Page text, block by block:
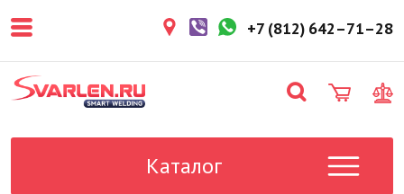
более 3 рабочих дней.
поставки в магазин: 1-2 рабочих
дня.
Данный товар отсутствует на
уточните у менеджера.
+7 (812) 642–71–28
Каталог